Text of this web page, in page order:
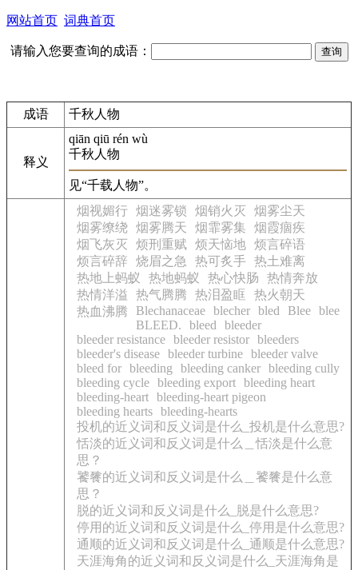
网站首页 词典首页
请输入您要查询的成语：
成语 千秋人物
释义
qiān qiū rén wù
千秋人物
见“千载人物”。
烟视媚行 烟迷雾锁 烟销火灭
烟雾尘天
烟雾缭绕 烟雾腾天 烟霏雾集
烟霞痼疾
烟飞灰灭
烦刑重赋 烦天恼地 烦言碎语
烦言碎辞
烧眉之急 热可炙手 热土难离
热地上蚂蚁
热地蚂蚁 热心快肠
热情奔放
热情洋溢
热气腾腾 热泪盈眶
热火朝天
热血沸腾
Blechanaceae blecher bled Blee blee
BLEED.
bleed
bleeder
bleeder resistance bleeder resistor bleeders
bleeder's disease bleeder turbine bleeder valve
bleed for bleeding bleeding canker bleeding cully
bleeding cycle bleeding export bleeding heart
bleeding-heart bleeding-heart pigeon
bleeding hearts bleeding-hearts
投机的近义词和反义词是什么_投机是什么意思?
恬淡的近义词和反义词是什么＿恬淡是什么意
思？
饕餮的近义词和反义词是什么＿饕餮是什么意
思？
脱的近义词和反义词是什么_脱是什么意思?
停用的近义词和反义词是什么_停用是什么意思?
通顺的近义词和反义词是什么_通顺是什么意思?
天涯海角的近义词和反义词是什么_天涯海角是